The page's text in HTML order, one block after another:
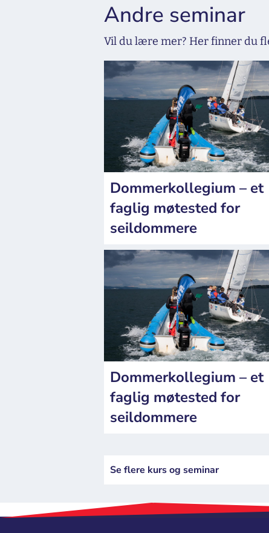
Andre seminar
Vil du lære mer? Her finner du
Dommerkollegium – et
faglig møtested for
seildommere
Dommerkollegium – et
faglig møtested for
seildommere
Se flere kurs og seminar